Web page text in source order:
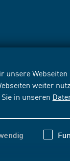
unsere
weiter
in unseren